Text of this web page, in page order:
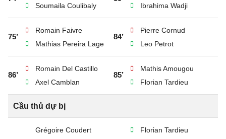
Soumaila Coulibaly
Ibrahima Wadji
75’
Romain Faivre
Mathias Pereira Lage
84’
Pierre Cornud
Leo Petrot
86’
Romain Del Castillo
Axel Camblan
85’
Mathis Amougou
Florian Tardieu
Cầu thủ dự bị
Grégoire Coudert Florian Tardieu